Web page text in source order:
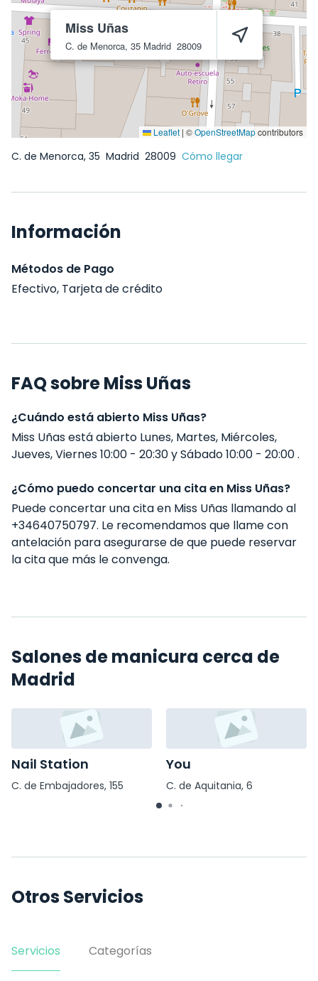
Miss Uñas
C. de Menorca, 35 Madrid 28009
Leaflet | ©OpenStreetMapcontributors
C. de Menorca, 35 Madrid 28009 Cómo llegar
Información
Métodos de Pago
Efectivo, Tarjeta de crédito
FAQ sobre Miss Uñas
¿Cuándo está abierto Miss Uñas?
Miss Uñas está abierto Lunes, Martes, Miércoles,
Jueves, Viernes 10:00 - 20:30 y Sábado 10:00 - 20:00 .
¿Cómo puedo concertar una cita en Miss Uñas?
Puede concertar una cita en Miss Uñas llamando al
+34640750797. Le recomendamos que llame con
antelación para asegurarse de que puede reservar
la cita que más le convenga.
Salones de manicura cerca de
Madrid
Nail Station
C. de Embajadores, 155
You
C. de Aquitania, 6
Otros Servicios
Servicios Categorías